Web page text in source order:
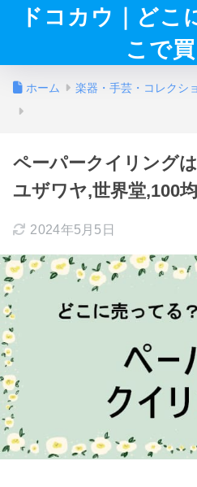
ドコカウ｜どこ
こで
ホーム 楽器・手芸・コレクシ
ペーパークイリング
ユザワヤ,世界堂,100
2024年5月5日